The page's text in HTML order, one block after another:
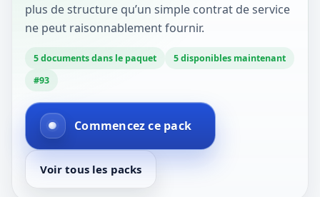
plus de structure qu’un simple contrat de service
ne peut raisonnablement fournir.
5documents dans le paquet 5disponibles maintenant
#93
Commencez ce pack
Voir tous les packs